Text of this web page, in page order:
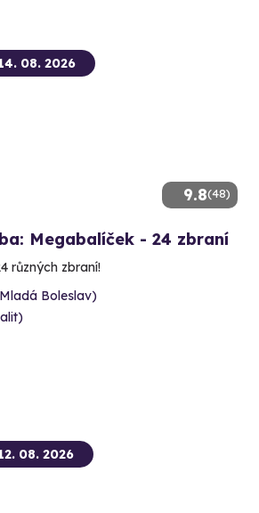
9.8(48)
08. 2026
Megabalíček - 24 zbraní
různých zbraní!
Boleslav)
08. 2026